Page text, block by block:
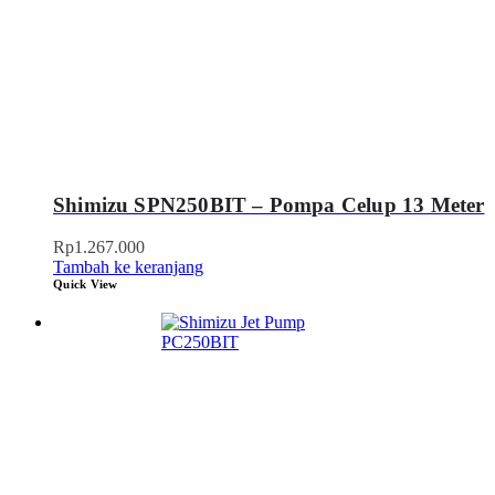
Shimizu SPN250BIT – Pompa Celup 13 Meter
Rp1.267.000
Tambah ke keranjang
Quick View